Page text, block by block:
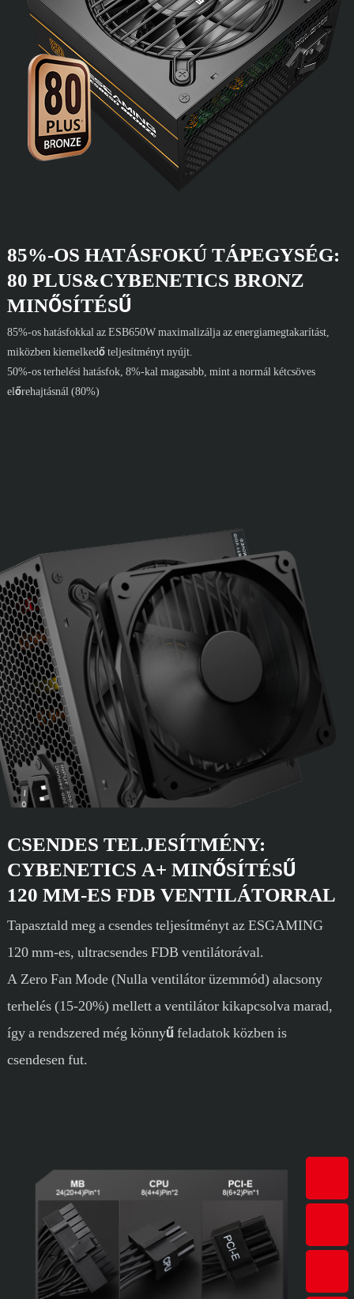
85%-OS HATÁSFOKÚ TÁPEGYSÉG:
80 PLUS&CYBENETICS BRONZ
MINŐSÍTÉSŰ
85%-os hatásfokkal az ESB650W maximalizálja az energiamegtakarítást,
miközben kiemelkedő teljesítményt nyújt.
50%-os terhelési hatásfok, 8%-kal magasabb, mint a normál kétcsöves
előrehajtásnál (80%)
CSENDES TELJESÍTMÉNY:
CYBENETICS A+ MINŐSÍTÉSŰ
120 MM-ES FDB VENTILÁTORRAL
Tapasztald meg a csendes teljesítményt az ESGAMING
120 mm-es, ultracsendes FDB ventilátorával.
A Zero Fan Mode (Nulla ventilátor üzemmód) alacsony
terhelés (15-20%) mellett a ventilátor kikapcsolva marad,
így a rendszered még könnyű feladatok közben is
csendesen fut.